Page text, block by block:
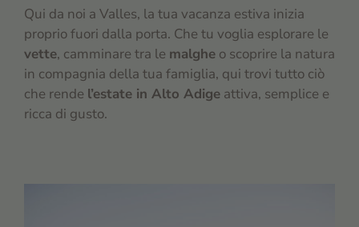
Qui da noi a Valles, la tua vacanza estiva inizia
proprio fuori dalla porta. Che tu voglia esplorare le
vette, camminare tra le malghe o scoprire la natura
in compagnia della tua famiglia, qui trovi tutto ciò
che rende l’estate in Alto Adige attiva, semplice e
ricca di gusto.